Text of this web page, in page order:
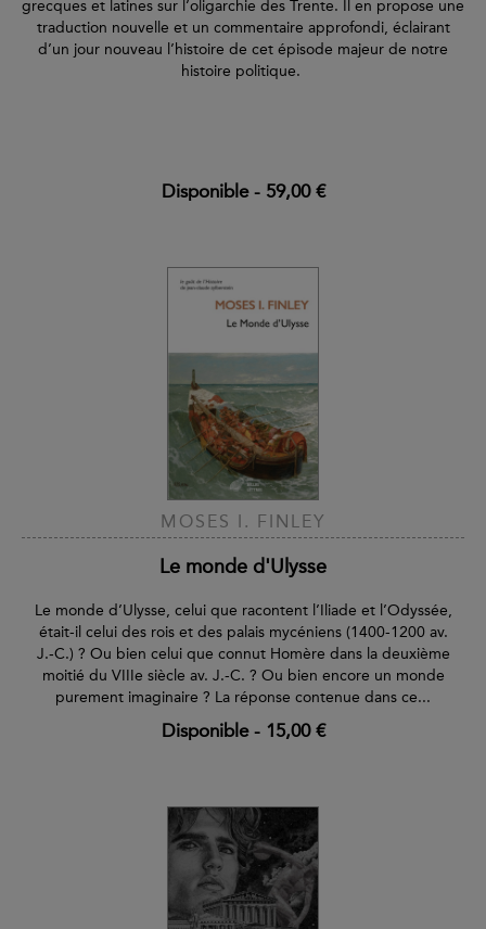
grecques et latines sur l’oligarchie des Trente. Il en propose une
traduction nouvelle et un commentaire approfondi, éclairant
d’un jour nouveau l’histoire de cet épisode majeur de notre
histoire politique.
Disponible- 59,00 €
MOSES I. FINLEY
Le monde d'Ulysse
Le monde d’Ulysse, celui que racontent l’Iliade et l’Odyssée,
était-il celui des rois et des palais mycéniens (1400-1200 av.
J.‑C.) ? Ou bien celui que connut Homère dans la deuxième
moitié du VIIIe siècle av. J.-C. ? Ou bien encore un monde
purement imaginaire ? La réponse contenue dans ce...
Disponible- 15,00 €